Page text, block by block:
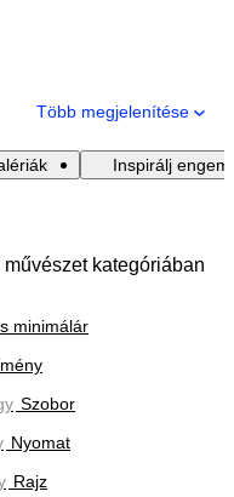
Több megjelenítése
Inspirálj engem
kategóriában
minimálár
Szobor
Nyomat
Rajz